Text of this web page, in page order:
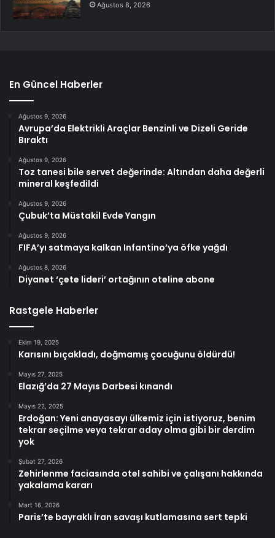
Ağustos 8, 2026
En Güncel Haberler
Ağustos 9, 2026
Avrupa’da Elektrikli Araçlar Benzinli ve Dizeli Geride
Bıraktı
Ağustos 9, 2026
Toz tanesi bile servet değerinde: Altından daha değerli
mineral keşfedildi
Ağustos 9, 2026
Çubuk’ta Müstakil Evde Yangın
Ağustos 9, 2026
FIFA’yı satmaya kalkan Infantino’ya öfke yağdı
Ağustos 8, 2026
Diyanet ‘çete lideri’ ortağının oteline abone
Rastgele Haberler
Ekim 19, 2025
Karısını bıçakladı, doğmamış çocuğunu öldürdü!
Mayıs 27, 2025
Elazığ’da 27 Mayıs Darbesi kınandı
Mayıs 22, 2025
Erdoğan: Yeni anayasayı ülkemiz için istiyoruz, benim
tekrar seçilme veya tekrar aday olma gibi bir derdim
yok
Şubat 27, 2026
Zehirlenme faciasında otel sahibi ve çalışanı hakkında
yakalama kararı
Mart 16, 2026
Paris’te bayraklı İran savaşı kutlamasına sert tepki